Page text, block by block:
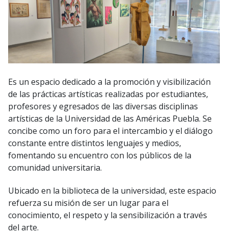
Es un espacio dedicado a la promoción y visibilización
de las prácticas artísticas realizadas por estudiantes,
profesores y egresados de las diversas disciplinas
artísticas de la Universidad de las Américas Puebla. Se
concibe como un foro para el intercambio y el diálogo
constante entre distintos lenguajes y medios,
fomentando su encuentro con los públicos de la
comunidad universitaria.
Ubicado en la biblioteca de la universidad, este espacio
refuerza su misión de ser un lugar para el
conocimiento, el respeto y la sensibilización a través
del arte.